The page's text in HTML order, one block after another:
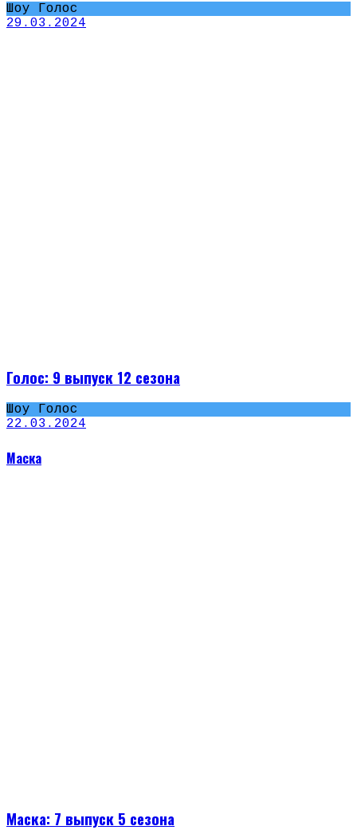
Шоу Голос
29.03.2024
Голос: 9 выпуск 12 сезона
Шоу Голос
22.03.2024
Маска
Маска: 7 выпуск 5 сезона